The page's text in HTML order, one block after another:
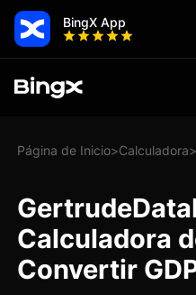
BingX App
Página de Inicio>Calculadora
Calculadora
Convertir